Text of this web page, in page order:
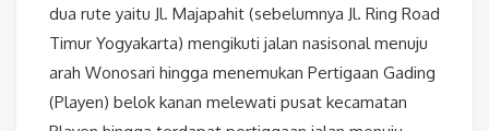
dua rute yaitu Jl. Majapahit (sebelumnya Jl. Ring Road
Timur Yogyakarta) mengikuti jalan nasisonal menuju
arah Wonosari hingga menemukan Pertigaan Gading
(Playen) belok kanan melewati pusat kecamatan